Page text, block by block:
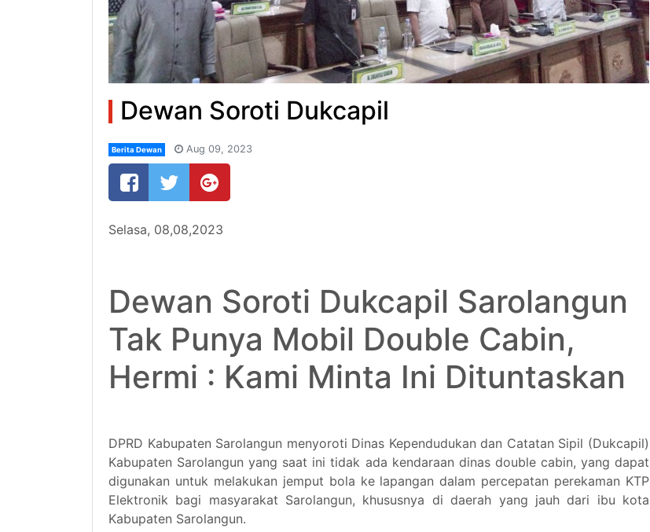
Dewan Soroti Dukcapil
Berita Dewan Aug 09, 2023
Selasa, 08,08,2023
Dewan Soroti Dukcapil Sarolangun
Tak Punya Mobil Double Cabin,
Hermi : Kami Minta Ini Dituntaskan
DPRD Kabupaten Sarolangun menyoroti Dinas Kependudukan dan Catatan Sipil (Dukcapil)
Kabupaten Sarolangun yang saat ini tidak ada kendaraan dinas double cabin, yang dapat
digunakan untuk melakukan jemput bola ke lapangan dalam percepatan perekaman KTP
Elektronik bagi masyarakat Sarolangun, khususnya di daerah yang jauh dari ibu kota
Kabupaten Sarolangun.